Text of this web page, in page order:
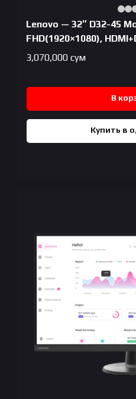
Lenovo — 32″ D32-45
FHD(1920×1080),
3,070,000 сум
В
Купить в